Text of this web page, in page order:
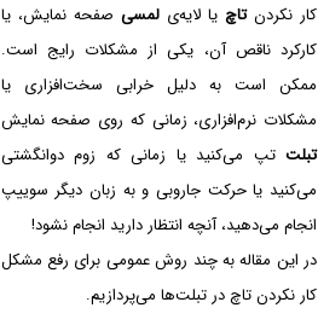
کار نکردنتاچ یا لایه‌یلمسی صفحه نمایش، یا
کارکرد ناقص آن، یکی از مشکلات رایج است.
ممکن است به دلیل خرابی سخت‌افزاری یا
مشکلات نرم‌افزاری، زمانی که روی صفحه نمایش
تبلت تپ می‌کنید یا زمانی که زوم دوانگشتی
می‌کنید یا حرکت جاروبی و به زبان دیگر سوییپ
انجام می‌دهید، آنچه انتظار دارید انجام نشود!
در این مقاله به چند روش عمومی برای رفع مشکل
کار نکردن تاچ در تبلت‌ها می‌پردازیم.